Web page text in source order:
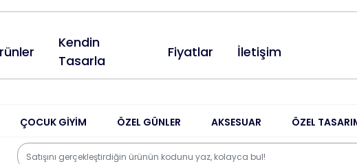
Kendin
Tasarla
Fiyatlar İletişim
ÇOCUK GİYİM ÖZEL GÜNLER AKSESUAR ÖZEL